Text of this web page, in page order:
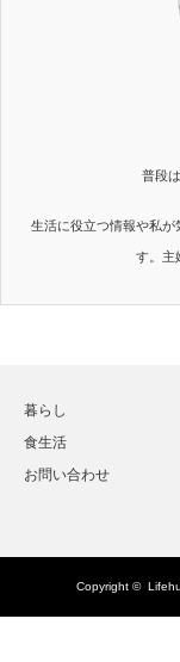
普段
生活に役立つ情報や私が
す。主
暮らし
食生活
お問い合わせ
Copyright ©